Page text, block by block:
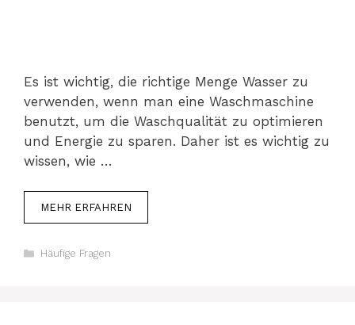
Es ist wichtig, die richtige Menge Wasser zu
verwenden, wenn man eine Waschmaschine
benutzt, um die Waschqualität zu optimieren
und Energie zu sparen. Daher ist es wichtig zu
wissen, wie …
MEHR ERFAHREN
Kategorien
Häufige Fragen